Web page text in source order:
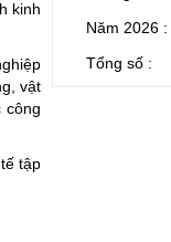
kinh
vật
công
tập
Năm 2026 :
Tổng số :